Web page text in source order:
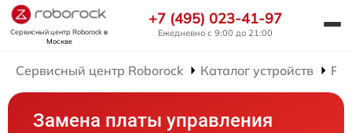
Сервисный центр Roborockв
Москве
+7 (495) 023-41-97
Ежедневно с 9:00 до 21:00
Сервисный центр Roborock Каталог устройств
Замена платы управления